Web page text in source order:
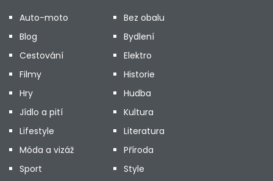
Auto-moto
Bez obalu
Blog
Bydlení
Cestování
Elektro
Filmy
Historie
Hry
Hudba
Jídlo a pití
Kultura
Lifestyle
Literatura
Móda a vizáž
Příroda
Sport
Style